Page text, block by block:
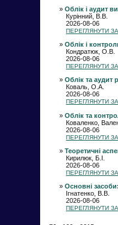
» Облік і аудит
Курінний, В.В.
2026-08-06
ПЕРЕГЛЯНУТИ
» Облік і
Кондратюк, О.В.
2026-08-06
ПЕРЕГЛЯНУТИ
» Облік та аудит
Коваль, О.А.
2026-08-06
ПЕРЕГЛЯНУТИ
» Облік та
Коваленко,
2026-08-06
ПЕРЕГЛЯНУТИ
» Теоретичні
Кирилюк, Б.І.
2026-08-06
ПЕРЕГЛЯНУТИ
» Основні
Ігнатенко, В.В.
2026-08-06
ПЕРЕГЛЯНУТИ